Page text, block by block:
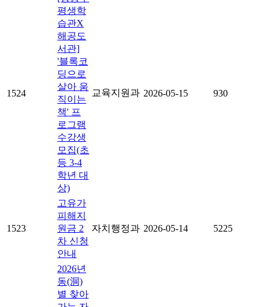
1524
평생학
습관X
해공도
서관]
'블록코
딩으로
살아 움
직이는
책' 프
로그램
수강생
모집(초
등 3-4
학년 대
상)
교육지원과 2026-05-15 930
1523
고유가
피해지
원금 2
차 신청
안내
자치행정과 2026-05-14 5225
2026년
동(洞)
별 찾아